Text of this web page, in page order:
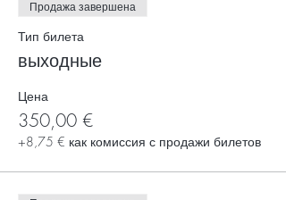
Продажа завершена
Тип билета
выходные
Цена
350,00 €
+8,75 € как комиссия с продажи билетов